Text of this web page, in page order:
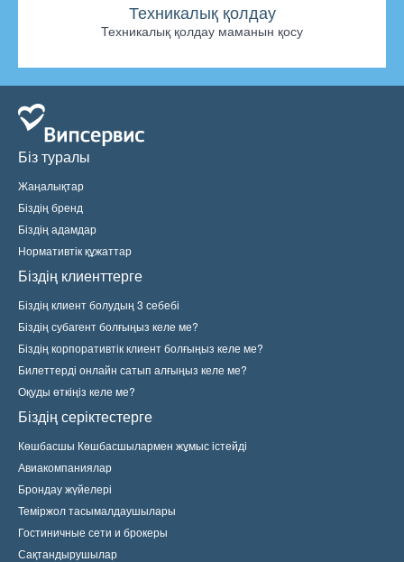
Техникалық қолдау
Техникалық қолдау маманын қосу
Біз туралы
Жаңалықтар
Біздің бренд
Біздің адамдар
Нормативтік құжаттар
Біздің клиенттерге
Біздің клиент болудың 3 себебі
Біздің субагент болғыңыз келе ме?
Біздің корпоративтік клиент болғыңыз келе ме?
Билеттерді онлайн сатып алғыңыз келе ме?
Оқуды өткіңіз келе ме?
Біздің серіктестерге
Көшбасшы Көшбасшылармен жұмыс істейді
Авиакомпаниялар
Брондау жүйелері
Теміржол тасымалдаушылары
Гостиничные сети и брокеры
Сақтандырушылар